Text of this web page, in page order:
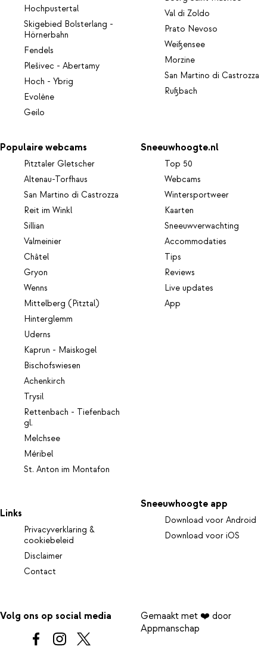
Hochpustertal
Skigebied Bolsterlang -
Hörnerbahn
Fendels
Plešivec - Abertamy
Hoch - Ybrig
Evolène
Geilo
Val di Zoldo
Prato Nevoso
Weißensee
Morzine
San Martino di Castrozza
Rußbach
Populaire webcams
Pitztaler Gletscher
Altenau-Torfhaus
San Martino di Castrozza
Reit im Winkl
Sillian
Valmeinier
Châtel
Gryon
Wenns
Mittelberg (Pitztal)
Hinterglemm
Uderns
Kaprun - Maiskogel
Bischofswiesen
Achenkirch
Trysil
Rettenbach - Tiefenbach
gl.
Melchsee
Méribel
St. Anton im Montafon
Sneeuwhoogte.nl
Top 50
Webcams
Wintersportweer
Kaarten
Sneeuwverwachting
Accommodaties
Tips
Reviews
Live updates
App
Links
Privacyverklaring &
cookiebeleid
Disclaimer
Contact
Sneeuwhoogte app
Download voor Android
Download voor iOS
Volg ons op social media
Gemaakt met ❤️ door
Appmanschap